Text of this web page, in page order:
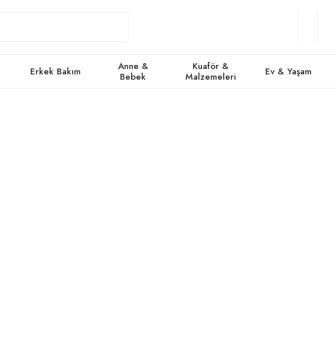
Erkek Bakım
Anne &
Bebek
Kuaför &
Malzemeleri
Ev & Yaşam